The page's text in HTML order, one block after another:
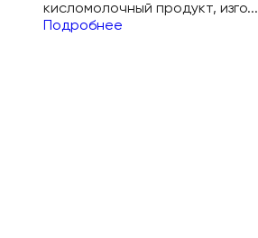
кисломолочный продукт, изго...
Подробнее